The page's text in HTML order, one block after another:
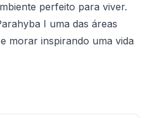
perfeito para viver.
I uma das áreas
morar inspirando uma vida